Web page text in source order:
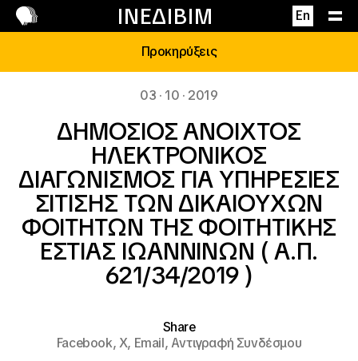
ΙΝΕΔΙΒΙΜ En
Επικοινωνία
Προκηρύξεις
03 · 10 · 2019
ΔΗΜΟΣΙΟΣ ΑΝΟΙΧΤΟΣ
ΗΛΕΚΤΡΟΝΙΚΟΣ
ΔΙΑΓΩΝΙΣΜΟΣ ΓΙΑ ΥΠΗΡΕΣΙΕΣ
ΣΙΤΙΣΗΣ ΤΩΝ ΔΙΚΑΙΟΥΧΩΝ
ΦΟΙΤΗΤΩΝ ΤΗΣ ΦΟΙΤΗΤΙΚΗΣ
ΕΣΤΙΑΣ ΙΩΑΝΝΙΝΩΝ ( Α.Π.
621/34/2019 )
Share
Facebook,X, Email,Αντιγραφή Συνδέσμου